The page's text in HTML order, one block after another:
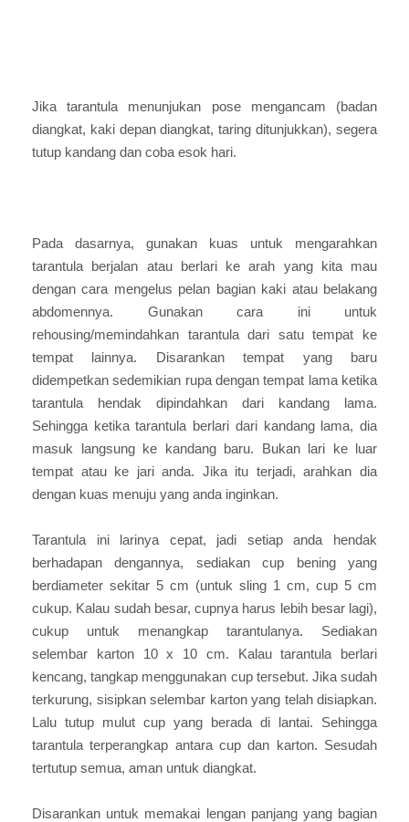
Jika tarantula menunjukan pose mengancam (badan
diangkat, kaki depan diangkat, taring ditunjukkan), segera
tutup kandang dan coba esok hari.
Pada dasarnya, gunakan kuas untuk mengarahkan
tarantula berjalan atau berlari ke arah yang kita mau
dengan cara mengelus pelan bagian kaki atau belakang
abdomennya. Gunakan cara ini untuk
rehousing/memindahkan tarantula dari satu tempat ke
tempat lainnya. Disarankan tempat yang baru
didempetkan sedemikian rupa dengan tempat lama ketika
tarantula hendak dipindahkan dari kandang lama.
Sehingga ketika tarantula berlari dari kandang lama, dia
masuk langsung ke kandang baru. Bukan lari ke luar
tempat atau ke jari anda. Jika itu terjadi, arahkan dia
dengan kuas menuju yang anda inginkan.
Tarantula ini larinya cepat, jadi setiap anda hendak
berhadapan dengannya, sediakan cup bening yang
berdiameter sekitar 5 cm (untuk sling 1 cm, cup 5 cm
cukup. Kalau sudah besar, cupnya harus lebih besar lagi),
cukup untuk menangkap tarantulanya. Sediakan
selembar karton 10 x 10 cm. Kalau tarantula berlari
kencang, tangkap menggunakan cup tersebut. Jika sudah
terkurung, sisipkan selembar karton yang telah disiapkan.
Lalu tutup mulut cup yang berada di lantai. Sehingga
tarantula terperangkap antara cup dan karton. Sesudah
tertutup semua, aman untuk diangkat.
Disarankan untuk memakai lengan panjang yang bagian